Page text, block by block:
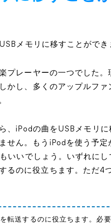
メモリに移すことができ
プレーヤーの一つでした
かし、多くのアップルフ
、iPodの曲をUSBメモリ
せん。もうiPodを使う予定
いいでしょう。いずれに
るのに役立ちます。ただ4
転送するのに役立ちます。必